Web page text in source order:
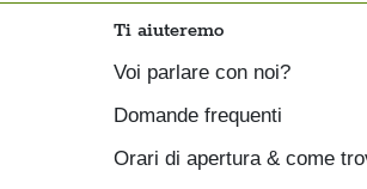
Ti aiuteremo
Voi parlare con noi?
Domande frequenti
Orari di apertura & come